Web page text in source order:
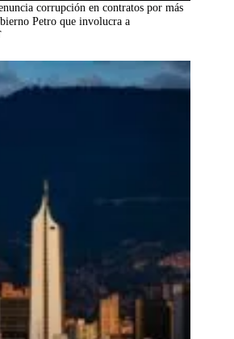
corrupción en contratos por más
Petro que involucra a